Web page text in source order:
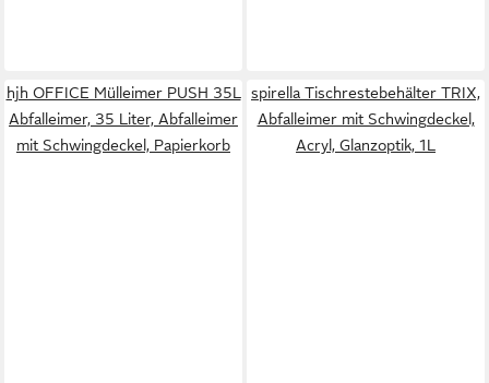
hjh OFFICE Mülleimer PUSH 35L
Abfalleimer, 35 Liter, Abfalleimer
mit Schwingdeckel, Papierkorb
spirella Tischrestebehälter TRIX,
Abfalleimer mit Schwingdeckel,
Acryl, Glanzoptik, 1L